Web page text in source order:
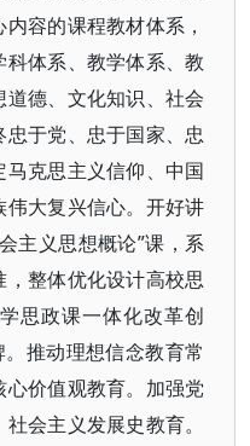
容的课程教材体系，
体系、教学体系、教
德、文化知识、社会
于党、忠于国家、忠
克思主义信仰、中国
大复兴信心。开好讲
主义思想概论”课，系
整体优化设计高校思
思政课一体化改革创
推动理想信念教育常
价值观教育。加强党
会主义发展史教育。